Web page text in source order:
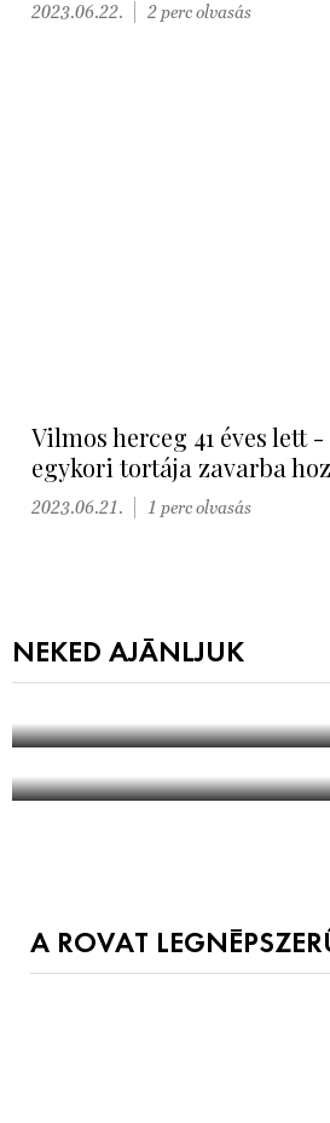
2023.06.22. 2 perc olvasás
Vilmos herceg 41 éves lett
egykori tortája zavarba
2023.06.21. 1 perc olvasás
NEKED AJÁNLJUK
Támogatott tartalom